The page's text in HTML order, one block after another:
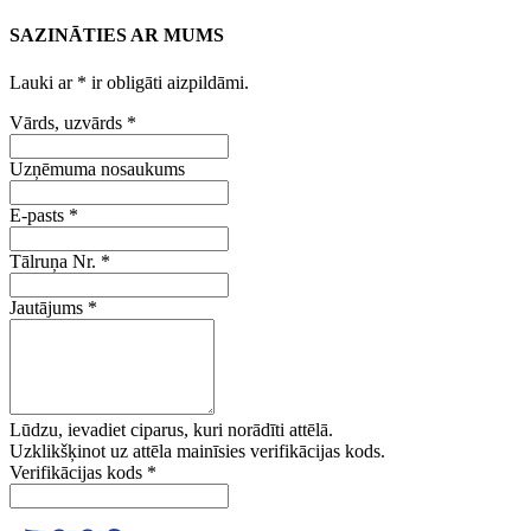
SAZINĀTIES AR MUMS
Lauki ar * ir obligāti aizpildāmi.
Vārds, uzvārds *
Uzņēmuma nosaukums
E-pasts *
Tālruņa Nr. *
Jautājums *
Lūdzu, ievadiet ciparus, kuri norādīti attēlā.
Uzklikšķinot uz attēla mainīsies verifikācijas kods.
Verifikācijas kods *